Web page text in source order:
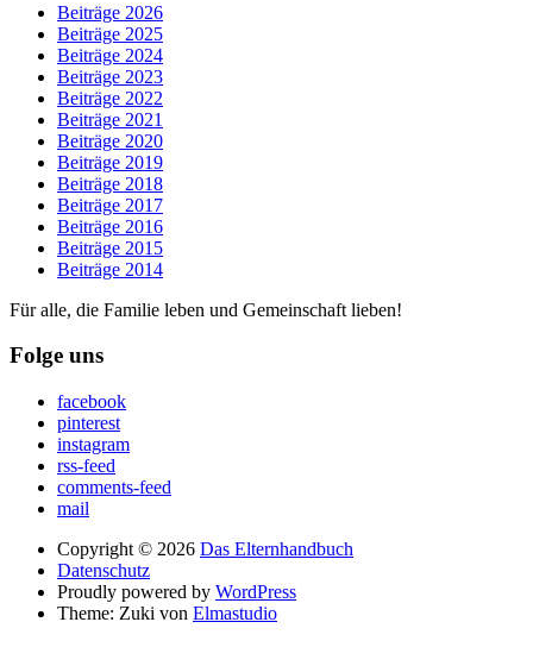
Beiträge 2026
Beiträge 2025
Beiträge 2024
Beiträge 2023
Beiträge 2022
Beiträge 2021
Beiträge 2020
Beiträge 2019
Beiträge 2018
Beiträge 2017
Beiträge 2016
Beiträge 2015
Beiträge 2014
Für alle, die Familie leben und Gemeinschaft lieben!
Folge uns
facebook
pinterest
instagram
rss-feed
comments-feed
mail
Copyright © 2026 Das Elternhandbuch
Datenschutz
Proudly powered by WordPress
Theme: Zuki von Elmastudio